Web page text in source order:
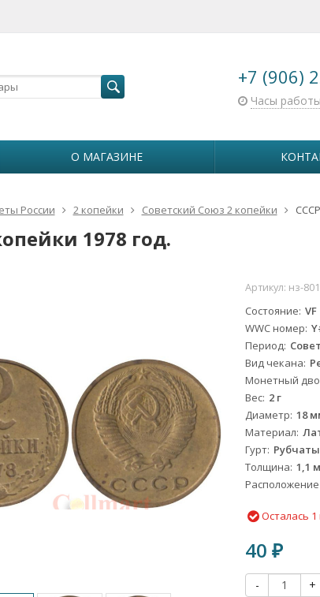
+7 (906)
Часы работы
О МАГАЗИНЕ
России 2 копейки Советский Союз 2 копейки
1978 год.
Артикул: нз-
Состояние VF
WWC номер
Период
Вид чекана
Монетный
Вес 2 г
Диаметр 18
Материал
Гурт
Толщина 1,1
Осталась
40₽
- +